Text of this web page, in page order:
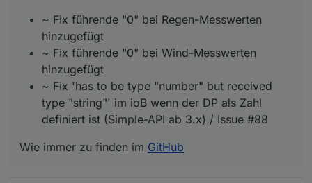
~ Fix führende "0" bei Regen-Messwerten
hinzugefügt
~ Fix führende "0" bei Wind-Messwerten
hinzugefügt
~ Fix 'has to be type "number" but received
type "string"' im ioB wenn der DP als Zahl
definiert ist (Simple-API ab 3.x) / Issue #88
Wie immer zu finden im GitHub